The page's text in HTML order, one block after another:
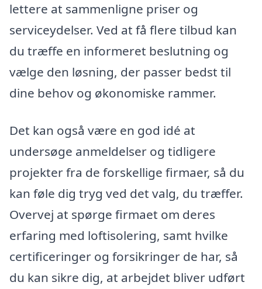
lettere at sammenligne priser og
serviceydelser. Ved at få flere tilbud kan
du træffe en informeret beslutning og
vælge den løsning, der passer bedst til
dine behov og økonomiske rammer.
Det kan også være en god idé at
undersøge anmeldelser og tidligere
projekter fra de forskellige firmaer, så du
kan føle dig tryg ved det valg, du træffer.
Overvej at spørge firmaet om deres
erfaring med loftisolering, samt hvilke
certificeringer og forsikringer de har, så
du kan sikre dig, at arbejdet bliver udført